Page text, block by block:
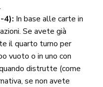
4): In base alle carte in
Se avete già
il quarto turno per
vuoto o in uno con
distrutte (come
se non avete